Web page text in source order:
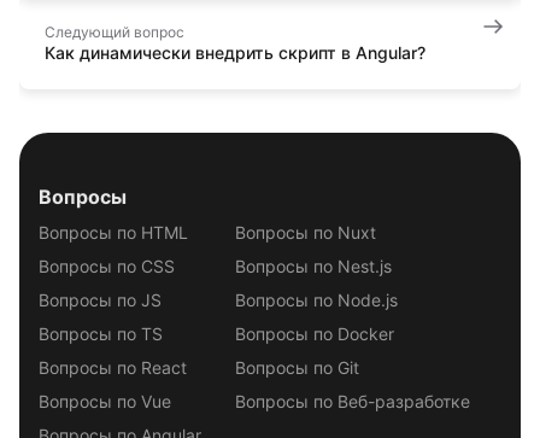
Следующий вопрос
Как динамически внедрить скрипт в Angular?
Вопросы
Вопросы по HTML
Вопросы по CSS
Вопросы по JS
Вопросы по TS
Вопросы по React
Вопросы по Vue
Вопросы по Nuxt
Вопросы по Nest.js
Вопросы по Node.js
Вопросы по Docker
Вопросы по Git
Вопросы по Веб-разработке